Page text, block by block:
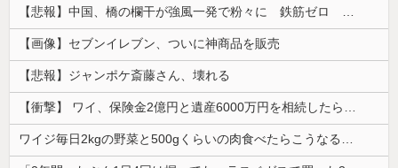
【画像】セブンイレブン、ついに神商品を販売
【悲報】ジャンポケ斎藤さん、壊れる